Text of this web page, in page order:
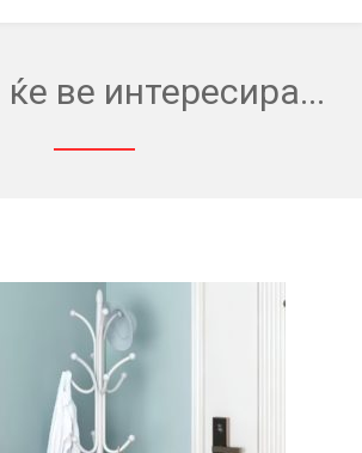
ве интересира...